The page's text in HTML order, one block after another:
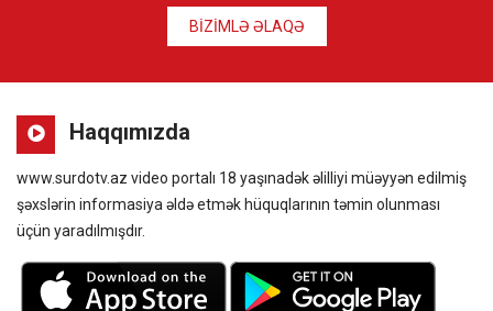
BİZİMLƏ ƏLAQƏ
Haqqımızda
www.surdotv.az video portalı 18 yaşınadək əlilliyi müəyyən edilmiş
şəxslərin informasiya əldə etmək hüquqlarının təmin olunması
üçün yaradılmışdır.